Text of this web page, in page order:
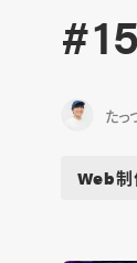
たっ
Web制